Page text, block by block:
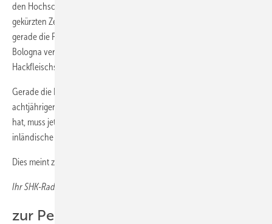
den Hochschulen nicht vermocht, die Lehrinhalte dem neuen
gekürzten Zeitvorgaben anzupassen. Der gute Weg, auf dem sich
gerade die Fachhochschulen vor der Reform befanden, ist durch
Bologna verlassen worden, was wahrscheinlich an der dicken
Hackfleischsoßen-Schicht liegt!
Gerade die Industrie, die – ähnlich wie bei der Einführung des
achtjährigen Gymnasiums – am lautesten nach Reformen geschrien
hat, muss jetzt Farbe bekennen und gezielt Bachelors einstellen, damit
inländische Studierende nicht das Nachsehen haben.
Dies meint zumindest
Ihr SHK-Radar
zur Person